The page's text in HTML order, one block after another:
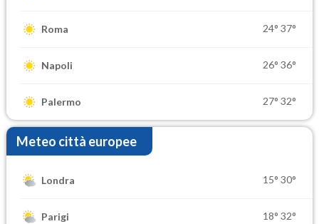
Roma 24° 37°
Napoli 26° 36°
Palermo 27° 32°
Meteo città europee
Londra 15° 30°
Parigi 18° 32°